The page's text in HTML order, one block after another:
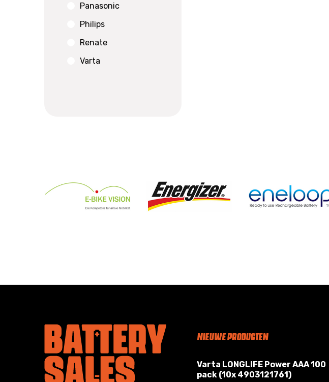
Panasonic
Philips
Renate
Varta
NIEUWE PRODUCTEN
Varta LONGLIFE Power AAA 100
pack (10x 4903121761)